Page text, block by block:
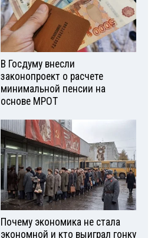
В Госдуму внесли
законопроект о расчете
минимальной пенсии на
основе МРОТ
Почему экономика не стала
экономной и кто выиграл гонку